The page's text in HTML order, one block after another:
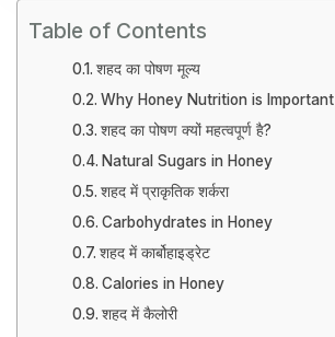
Table of Contents
शहद का पोषण मूल्य
Why Honey Nutrition is Important
शहद का पोषण क्यों महत्वपूर्ण है?
Natural Sugars in Honey
शहद में प्राकृतिक शर्करा
Carbohydrates in Honey
शहद में कार्बोहाइड्रेट
Calories in Honey
शहद में कैलोरी